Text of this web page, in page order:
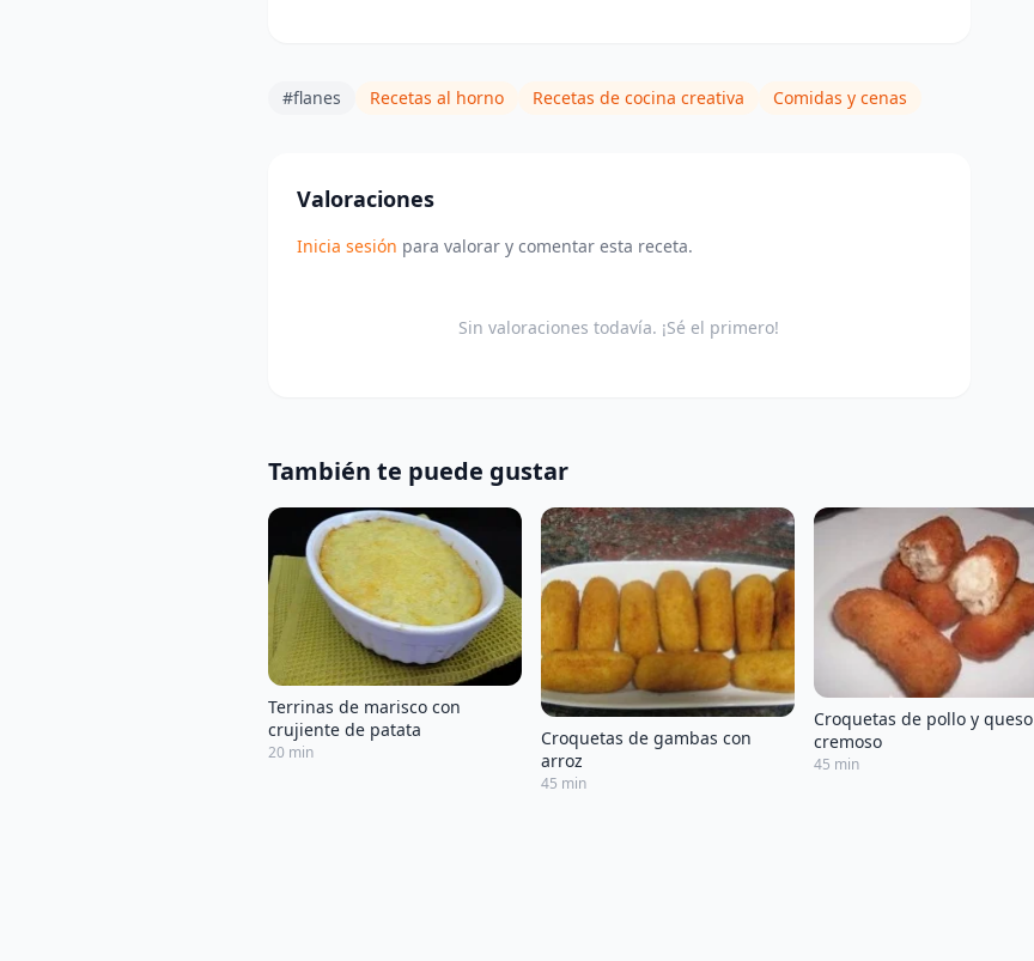
#flanes Recetas al horno Recetas de cocina creativa Comidas y cenas
Valoraciones
Inicia sesión para valorar y comentar esta receta.
Sin valoraciones todavía. ¡Sé el primero!
También te puede gustar
Terrinas de marisco con
crujiente de patata
20 min
Croquetas de gambas con
arroz
45 min
Croquetas de pollo y queso
cremoso
45 min